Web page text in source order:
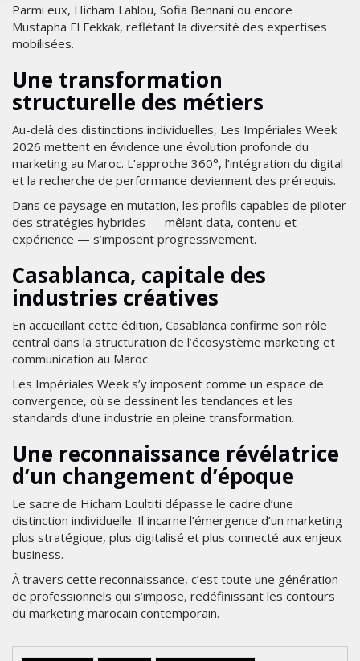
Parmi eux, Hicham Lahlou, Sofia Bennani ou encore
Mustapha El Fekkak, reflétant la diversité des expertises
mobilisées.
Une transformation
structurelle des métiers
Au-delà des distinctions individuelles, Les Impériales Week
2026 mettent en évidence une évolution profonde du
marketing au Maroc. L’approche 360°, l’intégration du digital
et la recherche de performance deviennent des prérequis.
Dans ce paysage en mutation, les profils capables de piloter
des stratégies hybrides — mêlant data, contenu et
expérience — s’imposent progressivement.
Casablanca, capitale des
industries créatives
En accueillant cette édition, Casablanca confirme son rôle
central dans la structuration de l’écosystème marketing et
communication au Maroc.
Les Impériales Week s’y imposent comme un espace de
convergence, où se dessinent les tendances et les
standards d’une industrie en pleine transformation.
Une reconnaissance révélatrice
d’un changement d’époque
Le sacre de Hicham Loultiti dépasse le cadre d’une
distinction individuelle. Il incarne l’émergence d’un marketing
plus stratégique, plus digitalisé et plus connecté aux enjeux
business.
À travers cette reconnaissance, c’est toute une génération
de professionnels qui s’impose, redéfinissant les contours
du marketing marocain contemporain.